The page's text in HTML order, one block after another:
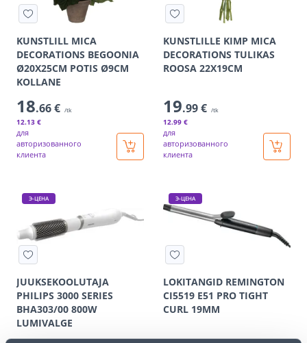
KUNSTLILL MICA
DECORATIONS BEGOONIA
Ø20X25CM POTIS Ø9CM
KOLLANE
18.66 € /tk
12.13 €
для
авторизованного
клиента
KUNSTLILLE KIMP MICA
DECORATIONS TULIKAS
ROOSA 22X19CM
19.99 € /tk
12.99 €
для
авторизованного
клиента
Э-ЦЕНА
JUUKSEKOOLUTAJA
PHILIPS 3000 SERIES
BHA303/00 800W
LUMIVALGE
Э-ЦЕНА
LOKITANGID REMINGTON
CI5519 E51 PRO TIGHT
CURL 19MM